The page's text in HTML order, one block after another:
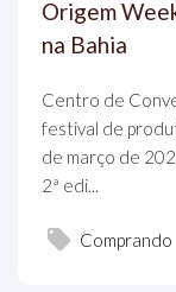
Origem
na Bahia
Centro de
festival de
de março de
2ª edi...
Comprando